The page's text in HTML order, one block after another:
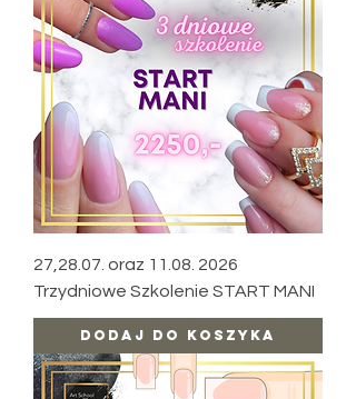
27,28.07. oraz 11.08. 2026
Trzydniowe Szkolenie START MANI
Dodaj do koszyka